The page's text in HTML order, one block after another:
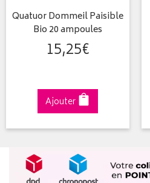
Quatuor Dommeil Paisible
Bio 20 ampoules
15,25€
Ajouter